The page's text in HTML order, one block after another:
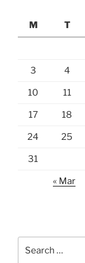
M
T
3 4
10 11
17 18
24 25
31
« Mar